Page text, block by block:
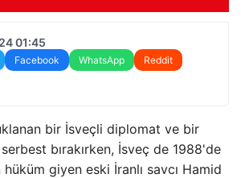
01:45
Facebook WhatsApp
Reddit
bir İsveçli diplomat ve bir
serbest bırakırken, İsveç de 1988'de
hüküm giyen eski İranlı savcı Hamid